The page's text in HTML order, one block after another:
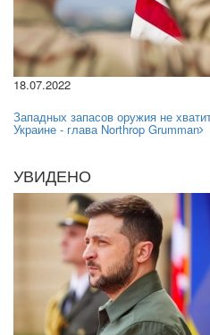
18.07.2022
Западных запасов оружия не
Украине - глава Northrop Grumman
УВИДЕНО